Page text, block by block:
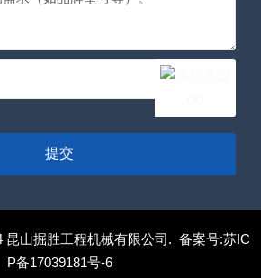
提交
昆山掘胜工程机械有限公司. 备案号:苏IC
P备17039181号-6